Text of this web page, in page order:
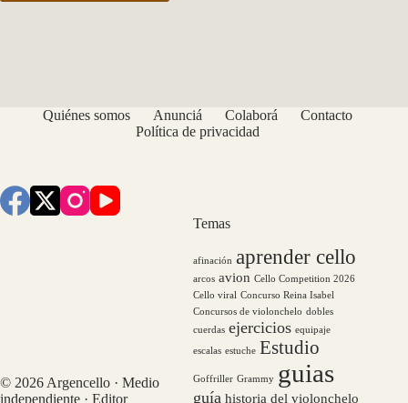
Quiénes somos Anunciá Colaborá
Contacto
Política de privacidad
© 2026 Argencello · Medio
independiente · Editor
Temas
afinación aprender cello
arcos avion Cello Competition 2026
Cello viral Concurso Reina Isabel
Concursos de violonchelo dobles
cuerdas ejercicios equipaje
escalas estuche Estudio
Goffriller Grammy guias
guía historia del violonchelo